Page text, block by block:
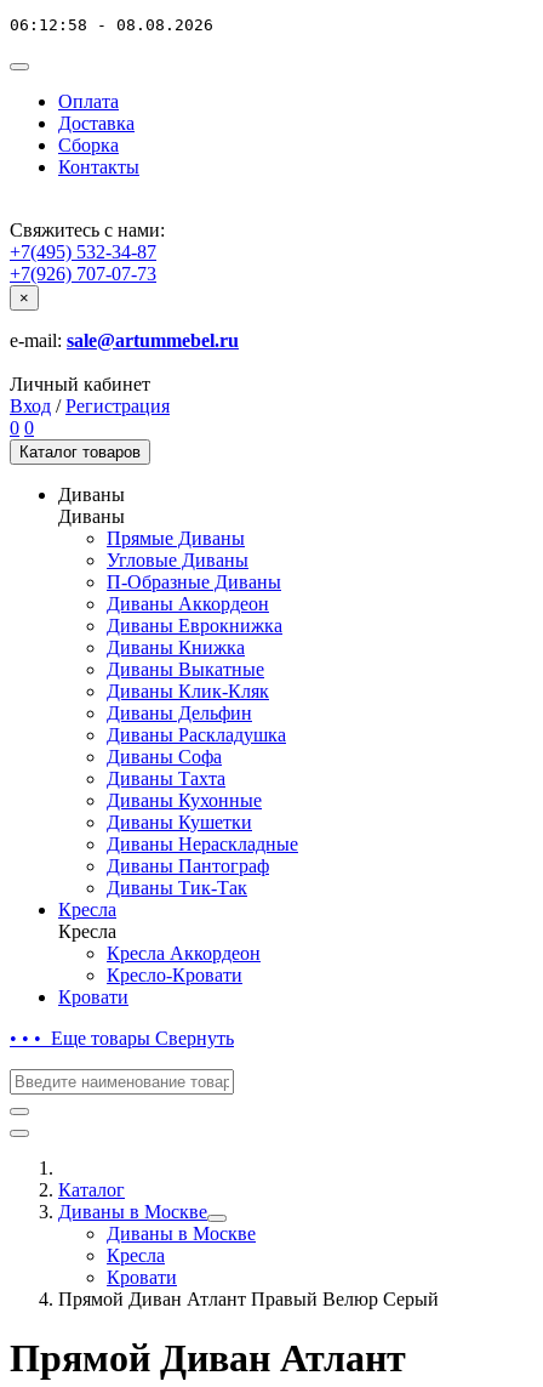
06:12:58 - 08.08.2026
Оплата
Доставка
Сборка
Контакты
Свяжитесь с нами:
+7(495) 532-34-87
+7(926) 707-07-73
×
e-mail: sale@artummebel.ru
Личный кабинет
Вход / Регистрация
0 0
Каталог товаров
Диваны
Диваны
Прямые Диваны
Угловые Диваны
П-Образные Диваны
Диваны Аккордеон
Диваны Еврокнижка
Диваны Книжка
Диваны Выкатные
Диваны Клик-Кляк
Диваны Дельфин
Диваны Раскладушка
Диваны Софа
Диваны Тахта
Диваны Кухонные
Диваны Кушетки
Диваны Нераскладные
Диваны Пантограф
Диваны Тик-Так
Кресла
Кресла
Кресла Аккордеон
Кресло-Кровати
Кровати
• • • Еще товары Свернуть
Каталог
Диваны в Москве
Диваны в Москве
Кресла
Кровати
Прямой Диван Атлант Правый Велюр Серый
Прямой Диван Атлант